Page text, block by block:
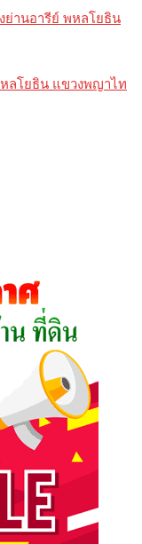
ย่านอารีย์ พหลโยธิน
ลโยธิน แขวงพญาไท